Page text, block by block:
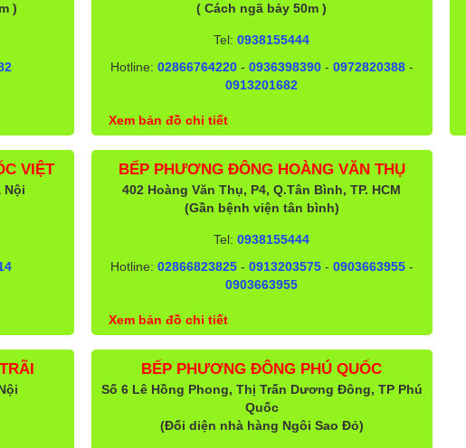
)
VIỆT
Nội
( Cách ngã bảy 50m )
Tel:0938155444
Hotline: 02866764220- 0936398390- 0972820388-
0913201682
Xem bản đồ chi tiết
BẾP PHƯƠNG ĐÔNG HOÀNG VĂN THỤ
402 Hoàng Văn Thụ, P4, Q.Tân Bình, TP. HCM
(Gần bệnh viện tân bình)
Tel:0938155444
Hotline: 02866823825- 0913203575- 0903663955-
0903663955
Xem bản đồ chi tiết
BẾP PHƯƠNG ĐÔNG PHÚ QUỐC
Số 6 Lê Hồng Phong, Thị Trấn Dương Đông, TP Phú
Quốc
(Đối diện nhà hàng Ngôi Sao Đỏ)